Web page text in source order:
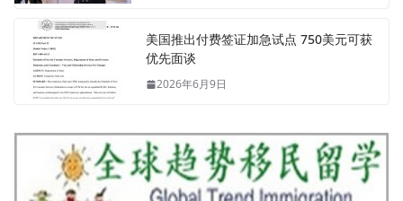
美国推出付费签证加急试点 750美元可获
优先面谈
2026年6月9日